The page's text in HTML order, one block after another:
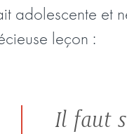
adolescente et
leçon :
Il faut